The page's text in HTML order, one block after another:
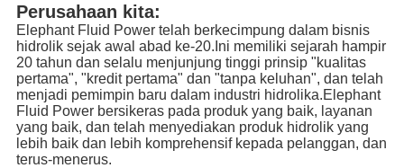
Perusahaan kita:
Elephant Fluid Power telah berkecimpung dalam bisnis
hidrolik sejak awal abad ke-20.Ini memiliki sejarah hampir
20 tahun dan selalu menjunjung tinggi prinsip "kualitas
pertama", "kredit pertama" dan "tanpa keluhan", dan telah
menjadi pemimpin baru dalam industri hidrolika.Elephant
Fluid Power bersikeras pada produk yang baik, layanan
yang baik, dan telah menyediakan produk hidrolik yang
lebih baik dan lebih komprehensif kepada pelanggan, dan
terus-menerus.